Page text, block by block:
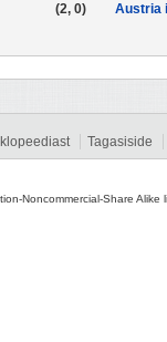
(2, 0) Austria
Tagasiside
Noncommercial-Share Alike